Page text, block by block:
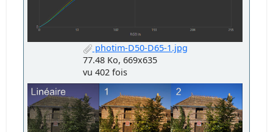
photim-D50-D65-1.jpg
77.48 Ko, 669x635
vu 402 fois